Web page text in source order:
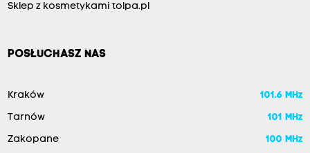
Sklep z kosmetykami tolpa.pl
POSŁUCHASZ NAS
Kraków 101.6 MHz
Tarnów 101 MHz
Zakopane 100 MHz